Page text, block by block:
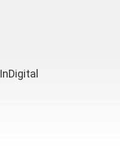
InDigital